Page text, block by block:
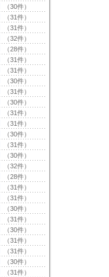
（30件）
（31件）
（31件）
（32件）
（28件）
（31件）
（31件）
（30件）
（31件）
（30件）
（31件）
（31件）
（30件）
（31件）
（30件）
（32件）
（28件）
（31件）
（31件）
（30件）
（31件）
（30件）
（31件）
（31件）
（30件）
（31件）